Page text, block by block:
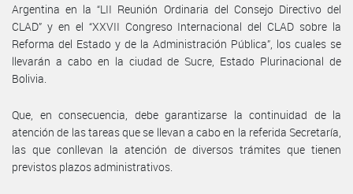
Argentina en la “LII Reunión Ordinaria del Consejo Directivo del
CLAD” y en el “XXVII Congreso Internacional del CLAD sobre la
Reforma del Estado y de la Administración Pública”, los cuales se
llevarán a cabo en la ciudad de Sucre, Estado Plurinacional de
Bolivia.
Que, en consecuencia, debe garantizarse la continuidad de la
atención de las tareas que se llevan a cabo en la referida Secretaría,
las que conllevan la atención de diversos trámites que tienen
previstos plazos administrativos.